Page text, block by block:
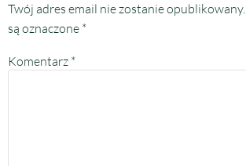
Twój adres email nie zostanie opublikowany.
są oznaczone *
Komentarz *